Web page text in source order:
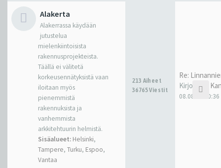
Alakerta
Alakerrassa käydään
jutustelua
mielenkiintoisista
rakennusprojekteista.
Täällä ei välitetä
korkeusennätyksistä vaan
iloitaan myös
pienemmistä
rakennuksista ja
vanhemmista
arkkitehtuurin helmistä.
Sisäalueet: Helsinki,
Tampere, Turku, Espoo,
Vantaa
213 Aiheet
36765 Viestit
Re:
Kirjoittaja
08.08.26 20:36